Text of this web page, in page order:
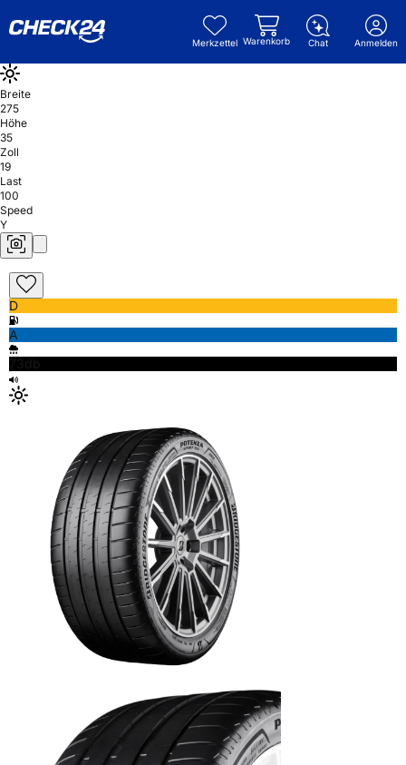
Merkzettel Warenkorb Chat Anmelden
Breite
275
Höhe
35
Zoll
19
Last
100
Speed
Y
D
A
73db